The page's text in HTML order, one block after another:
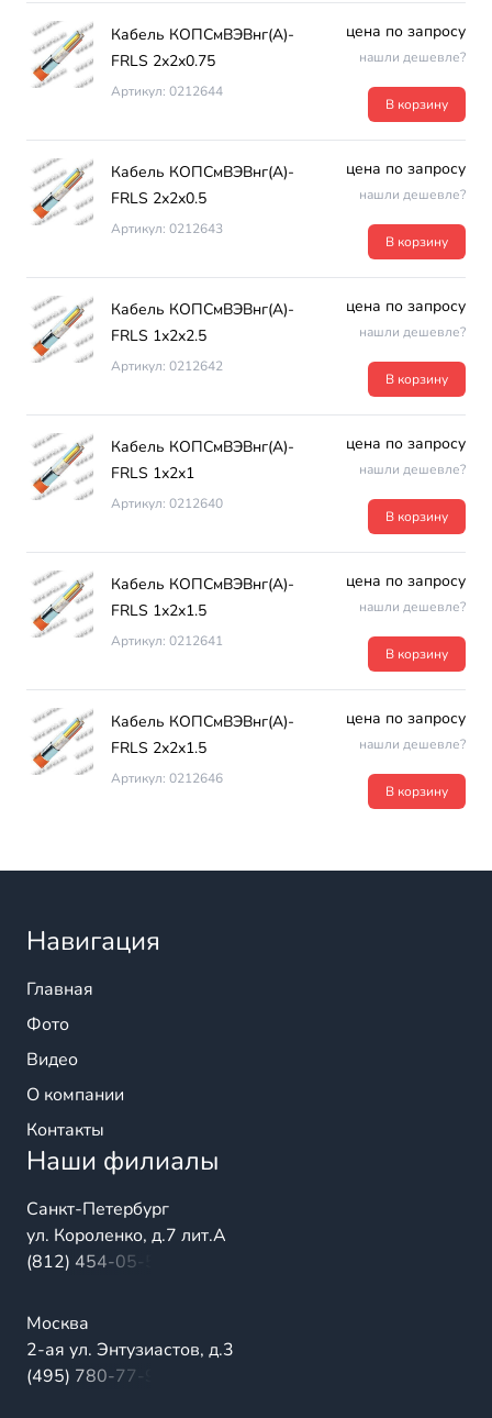
Кабель КОПСмВЭВнг(А)-
FRLS 2х2х0.75
Артикул: 0212644
цена по запросу
нашли дешевле?
В корзину
Кабель КОПСмВЭВнг(А)-
FRLS 2х2х0.5
Артикул: 0212643
цена по запросу
нашли дешевле?
В корзину
Кабель КОПСмВЭВнг(А)-
FRLS 1х2х2.5
Артикул: 0212642
цена по запросу
нашли дешевле?
В корзину
Кабель КОПСмВЭВнг(А)-
FRLS 1х2х1
Артикул: 0212640
цена по запросу
нашли дешевле?
В корзину
Кабель КОПСмВЭВнг(А)-
FRLS 1х2х1.5
Артикул: 0212641
цена по запросу
нашли дешевле?
В корзину
Кабель КОПСмВЭВнг(А)-
FRLS 2х2х1.5
Артикул: 0212646
цена по запросу
нашли дешевле?
В корзину
Навигация
Главная
Фото
Видео
О компании
Контакты
Наши филиалы
Санкт-Петербург
ул. Короленко, д.7 лит.А
(812) 454-05-54
Москва
2-ая ул. Энтузиастов, д.3
(495) 780-77-98